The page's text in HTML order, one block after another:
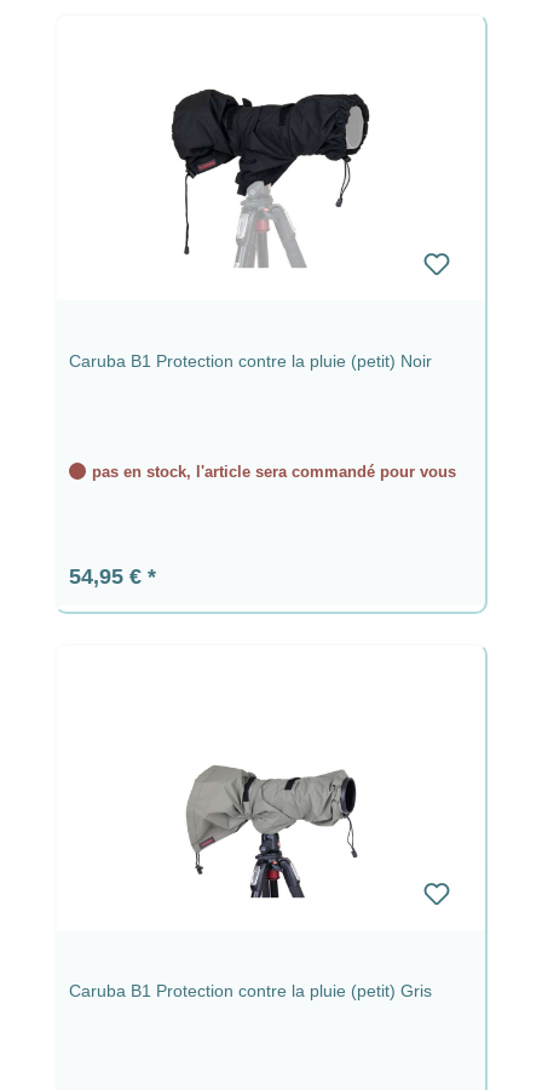
Caruba B1 Protection contre la pluie (petit) Noir
pas en stock, l'article sera commandé pour vous
Prix régulier :
54,95 €
Caruba B1 Protection contre la pluie (petit) Gris